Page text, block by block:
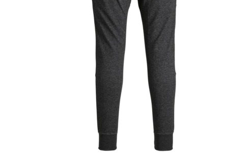
Hameet
Naisten housut
Leggingsit ja collegehousut
Naisten housut
Naisten farkut
Caprit ja shortsit
Naisten asusteet
Vyöt ja korut
Naisten päähineet, huivit ja käsineet
Naisten yöasut ja alusvaatteet
Naisten alusvaatteet
Sukat ja sukkahousut
Naisten yöasut
Naisten aamutakit ja kylpytakit
Naisten kevät-ja syystakit